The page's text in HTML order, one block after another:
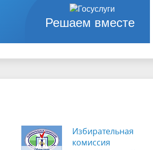
Решаем вместе
Избирательная
комиссия